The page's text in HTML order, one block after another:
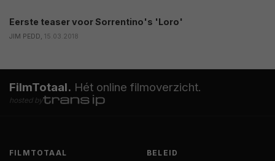
Eerste teaser voor Sorrentino's 'Loro'
JIM PEDD, 15.03.2018
FilmTotaal. Hét online filmoverzicht.
hosted by
FILMTOTAAL BELEID